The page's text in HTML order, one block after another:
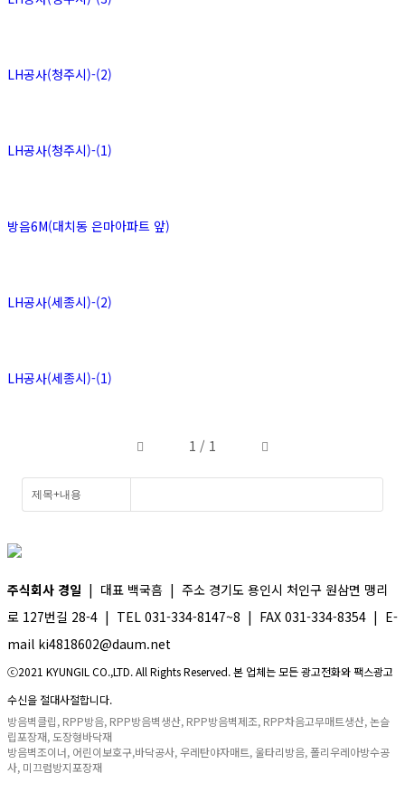
LH공사(청주시)-(2)
LH공사(청주시)-(1)
방음6M(대치동 은마아파트 앞)
LH공사(세종시)-(2)
LH공사(세종시)-(1)
1 / 1
주식회사 경일 | 대표 백국흠 | 주소 경기도 용인시 처인구 원삼면 맹리
로 127번길 28-4 | TEL 031-334-8147~8 | FAX 031-334-8354 | E-
mail ki4818602@daum.net
ⓒ2021 KYUNGIL CO.,LTD. All Rights Reserved. 본 업체는 모든 광고전화와 팩스광고
수신을 절대사절합니다.
방음벽클립, RPP방음, RPP방음벽생산, RPP방음벽제조, RPP차음고무매트생산, 논슬
립포장재, 도장형바닥재
방음벽조이너, 어린이보호구,바닥공사, 우레탄야자매트, 울타리방음, 폴리우레아방수공
사, 미끄럼방지포장재